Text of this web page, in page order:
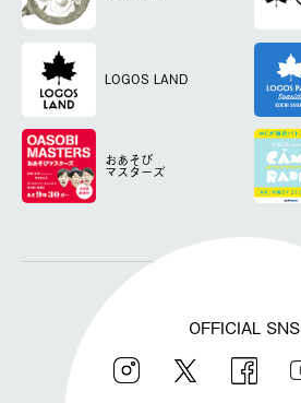
LOGOS LAND
おあそび
マスターズ
OFFICIAL SNS